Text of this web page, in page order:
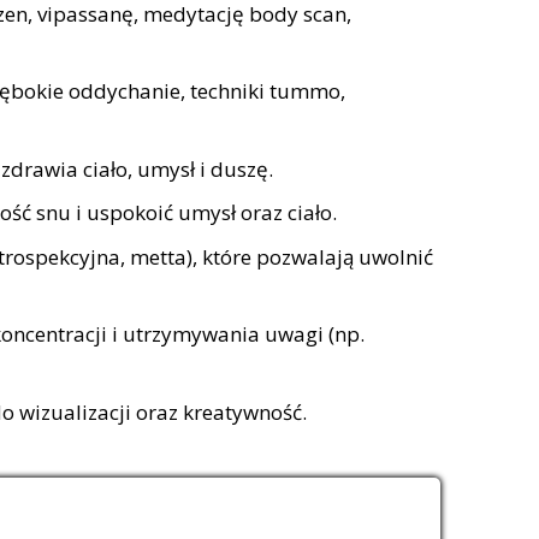
vipassanę, medytację body scan,
oddychanie, techniki tummo,
ciało, umysł i duszę.
snu i uspokoić umysł oraz ciało.
metta), które pozwalają uwolnić
i utrzymywania uwagi (np.
wizualizacji oraz kreatywność.